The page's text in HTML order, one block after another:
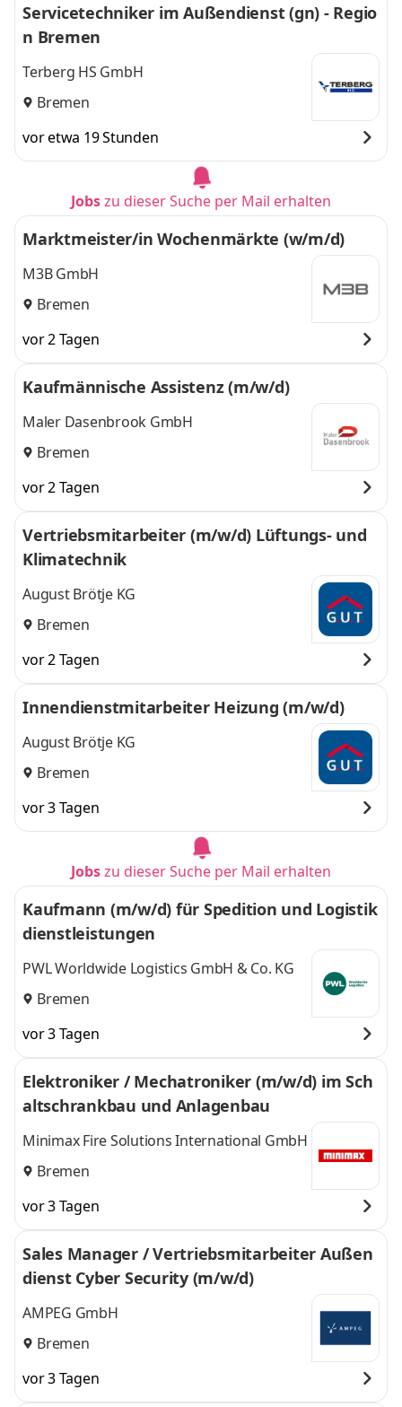
Servicetechniker im Außendienst (gn) - Regio
n Bremen
Terberg HS GmbH
Bremen
vor etwa 19 Stunden
Jobszu dieser Suche per Mail erhalten
Marktmeister/in Wochenmärkte (w/m/d)
M3B GmbH
Bremen
vor 2 Tagen
Kaufmännische Assistenz (m/w/d)
Maler Dasenbrook GmbH
Bremen
vor 2 Tagen
Vertriebsmitarbeiter (m/w/d) Lüftungs- und
Klimatechnik
August Brötje KG
Bremen
vor 2 Tagen
Innendienstmitarbeiter Heizung (m/w/d)
August Brötje KG
Bremen
vor 3 Tagen
Jobszu dieser Suche per Mail erhalten
Kaufmann (m/w/d) für Spedition und Logistik
dienstleistungen
PWL Worldwide Logistics GmbH & Co. KG
Bremen
vor 3 Tagen
Elektroniker / Mechatroniker (m/w/d) im Sch
altschrankbau und Anlagenbau
Minimax Fire Solutions International GmbH
Bremen
vor 3 Tagen
Sales Manager / Vertriebsmitarbeiter Außen
dienst Cyber Security (m/w/d)
AMPEG GmbH
Bremen
vor 3 Tagen